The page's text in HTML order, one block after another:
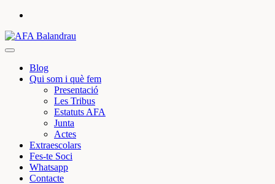
Skip
content
AFA Balandrau
Blog
Qui som i què fem
Presentació
Les Tribus
Estatuts AFA
Junta
Actes
Extraescolars
Fes-te Soci
Whatsapp
Contacte